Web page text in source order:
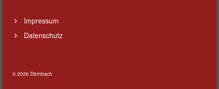
Impressum
Datenschutz
© 2026 Dörnbach